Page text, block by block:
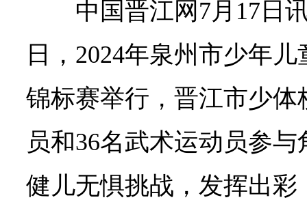
中国晋江网7月17日
日，2024年泉州市少年
锦标赛举行，晋江市少体
员和36名武术运动员参
健儿无惧挑战，发挥出